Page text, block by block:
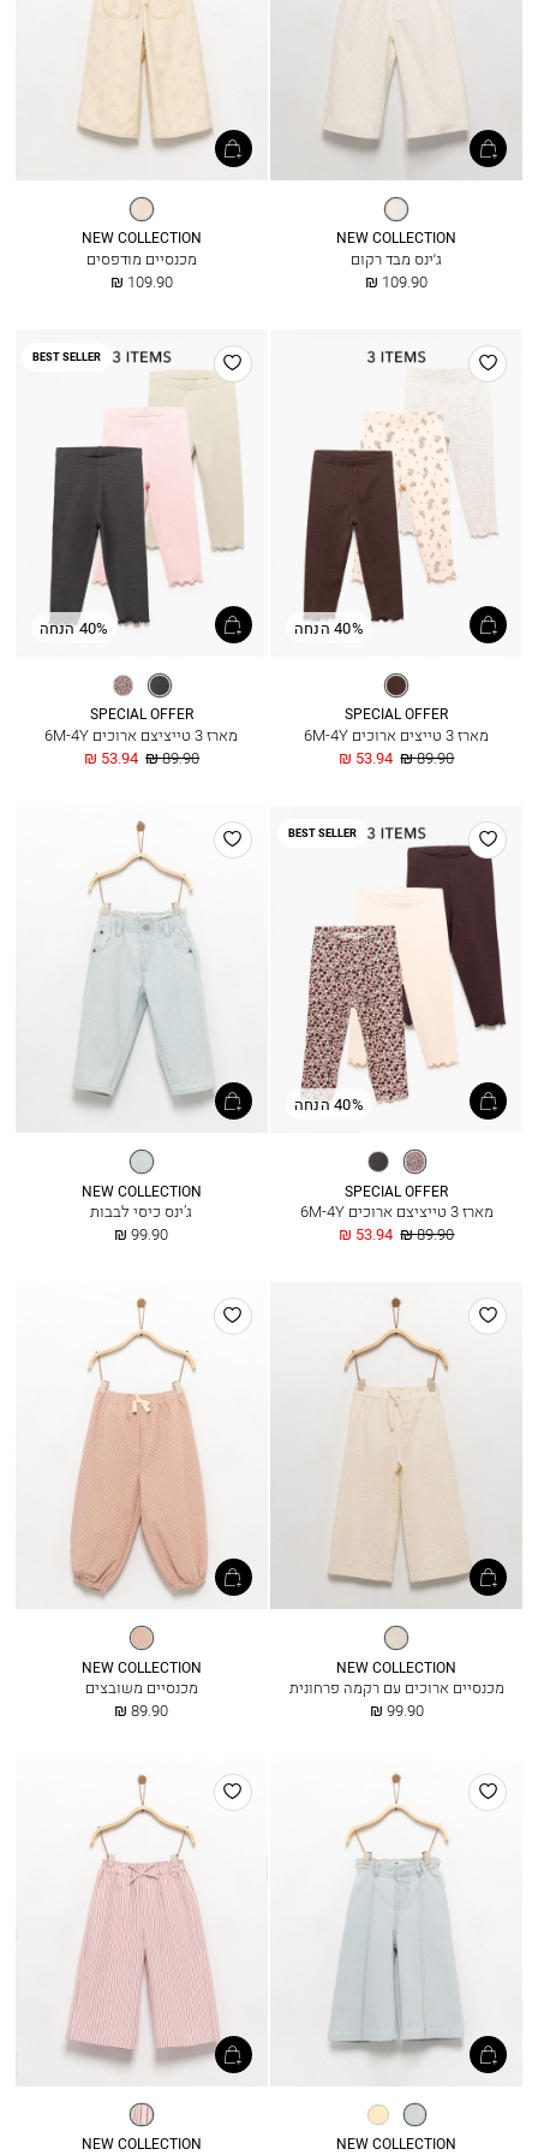
שנהב
NEW COLLECTION
ג׳ינס מבד רקום
החל
109.90 ₪
אייריש
קרים
NEW COLLECTION
מכנסיים מודפסים
החל
109.90 ₪
הוסף
למועדפים
40% הנחה
חום
כהה
SPECIAL OFFER
מארז 3 טייצים ארוכים 6M-4Y
החל
53.94 ₪ מחיר
89.90 ₪
BEST SELLER הוסף
למועדפים
40% הנחה
פחם אופוויט
מלאנז’
SPECIAL OFFER
מארז 3 טייציצם ארוכים 6M-4Y
החל
53.94 ₪ מחיר
89.90 ₪
BEST SELLER הוסף
למועדפים
40% הנחה
אופוויט
מלאנז’
פחם
SPECIAL OFFER
מארז 3 טייציצם ארוכים 6M-4Y
החל
53.94 ₪ מחיר
89.90 ₪
הוסף
למועדפים
ג׳ינס
בהיר
NEW COLLECTION
ג’ינס כיסי לבבות
החל
99.90 ₪
הוסף
למועדפים
שמנת
NEW COLLECTION
מכנסיים ארוכים עם רקמה פרחונית
החל
99.90 ₪
הוסף
למועדפים
אריג
משובץ
NEW COLLECTION
מכנסיים משובצים
החל
89.90 ₪
הוסף
למועדפים
ג׳ינס
בהיר
בננה
NEW COLLECTION
הוסף
למועדפים
פסים
NEW COLLECTION